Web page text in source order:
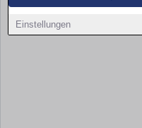
Einstellungen